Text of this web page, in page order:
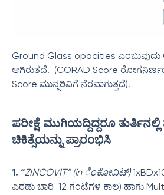
Ground Glass opacities
ಆಗಿರುತದೆ. (CORAD Score
Score ಮುನ್ನರಿವಿಗೆ ನೆರವಾಗುತ್ತದೆ).
ಪರೀಕ್ಷೆ ಮುಗಿಯದ್ದಿದ್ದರೂ
ಚಿಕಿತ್ಸೆಯನ್ನು ಪ್ರಾರಂಭಿಸಿ
1. “ZINCOVIT” (in ಿಂಕೋವಿಟ್)
ಎರಡು ಬಾರಿ-12 ಗಂಟೆಗಳ ಕಾಲ) ಹಾಗು